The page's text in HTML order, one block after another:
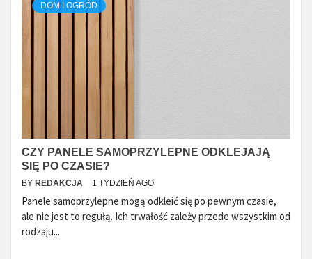
DOM I OGRÓD
CZY PANELE SAMOPRZYLEPNE ODKLEJAJĄ
SIĘ PO CZASIE?
BY REDAKCJA 1 TYDZIEŃ AGO
Panele samoprzylepne mogą odkleić się po pewnym czasie,
ale nie jest to regułą. Ich trwałość zależy przede wszystkim od
rodzaju...